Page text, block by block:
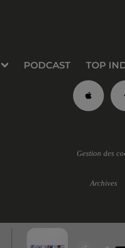
PODCAST TOP
Gestion des
Archives